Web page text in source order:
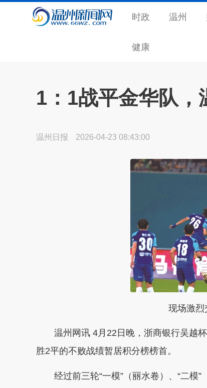
时政 温州
健康
1：1战平金华队
温州日报 2026-04-23 08:43:00
现场激烈
温州网讯 4月22日晚，浙商银行吴越杯
胜2平的不败战绩暂居积分榜榜首。
经过前三轮“一模”（丽水卷）、“二模”